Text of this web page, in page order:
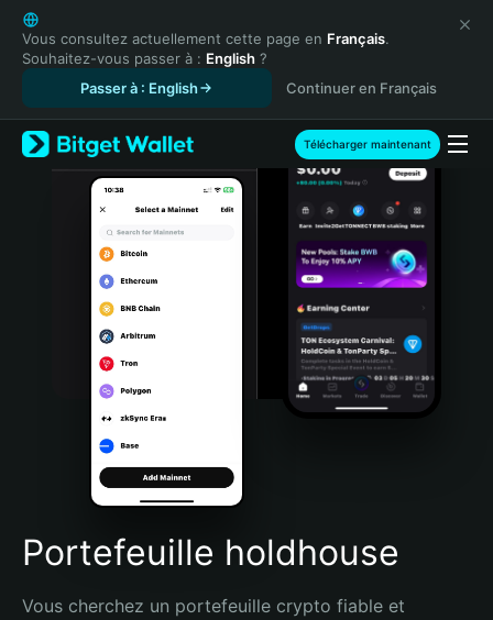
English
日本語
Tiếng Việt
Español (Latinoamérica)
Türkçe
Italiano
Português (Portugal)
Bahasa Indonesia
Português (Brasil)
Español (Argentina)
Vous consultez actuellement cette page en Français.
Souhaitez-vous passer à : English ?
Passer à : English
Continuer en Français
Télécharger maintenant
Portefeuille holdhouse
Vous cherchez un portefeuille crypto fiable et